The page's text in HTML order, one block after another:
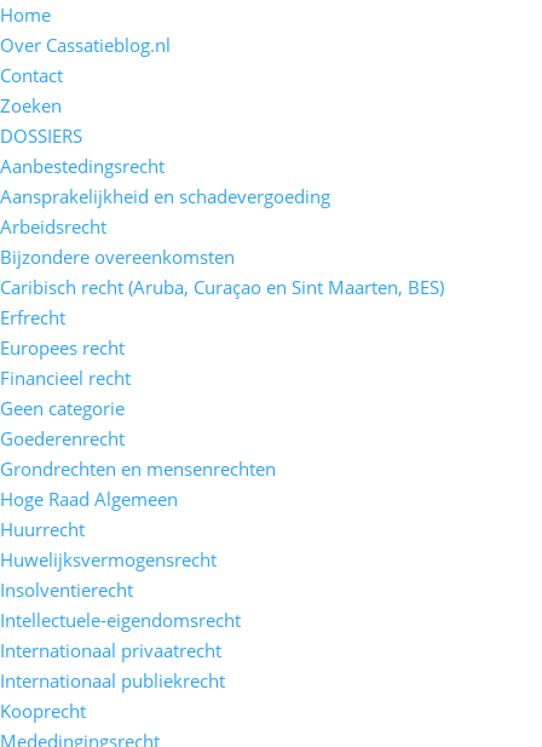
Home
Over Cassatieblog.nl
Contact
Zoeken
DOSSIERS
Aanbestedingsrecht
Aansprakelijkheid en schadevergoeding
Arbeidsrecht
Bijzondere overeenkomsten
Caribisch recht (Aruba, Curaçao en Sint Maarten, BES)
Erfrecht
Europees recht
Financieel recht
Geen categorie
Goederenrecht
Grondrechten en mensenrechten
Hoge Raad Algemeen
Huurrecht
Huwelijksvermogensrecht
Insolventierecht
Intellectuele-eigendomsrecht
Internationaal privaatrecht
Internationaal publiekrecht
Kooprecht
Mededingingsrecht